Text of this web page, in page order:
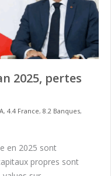
2025, pertes
, 4.4 France, 8.2 Banques,
en 2025 sont
propres sont